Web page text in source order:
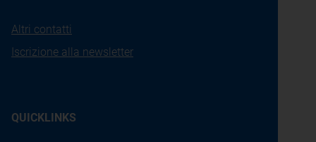
Altri contatti
Iscrizione alla newsletter
QUICKLINKS